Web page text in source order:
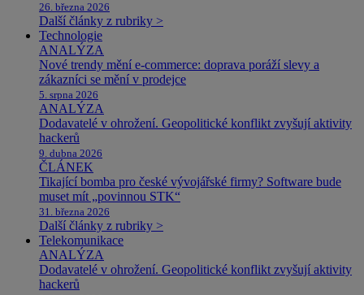
26. března 2026
Další články z rubriky >
Technologie
ANALÝZA
Nové trendy mění e-commerce: doprava poráží slevy a
zákazníci se mění v prodejce
5. srpna 2026
ANALÝZA
Dodavatelé v ohrožení. Geopolitické konflikt zvyšují aktivity
hackerů
9. dubna 2026
ČLÁNEK
Tikající bomba pro české vývojářské firmy? Software bude
muset mít „povinnou STK“
31. března 2026
Další články z rubriky >
Telekomunikace
ANALÝZA
Dodavatelé v ohrožení. Geopolitické konflikt zvyšují aktivity
hackerů